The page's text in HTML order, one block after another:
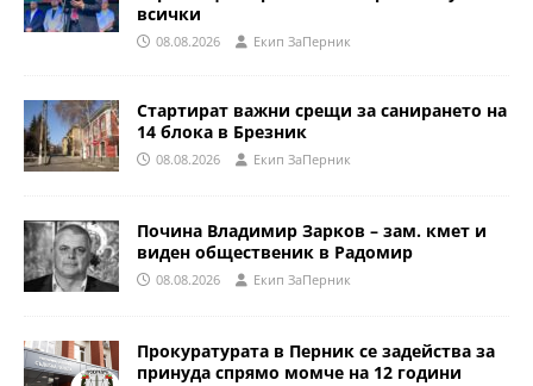
всички
08.08.2026 Eкип ЗаПерник
Стартират важни срещи за санирането на
14 блока в Брезник
08.08.2026 Eкип ЗаПерник
Почина Владимир Зарков – зам. кмет и
виден общественик в Радомир
08.08.2026 Eкип ЗаПерник
Прокуратурата в Перник се задейства за
принуда спрямо момче на 12 години